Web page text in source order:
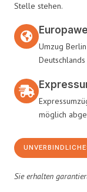
Stelle stehen.
Umzug
möglich
Sie erhalten